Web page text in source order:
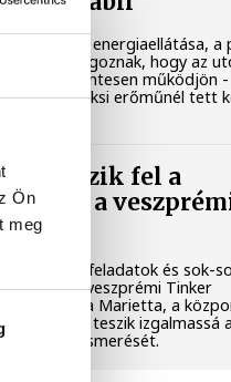
Ön
meg
energiaellátása, a
azon dolgoznak, hogy az
hibamentesen működjön -
a paksi erőműnél tett
fedezik fel a
a
kreatív feladatok és sok-
a veszprémi Tinker
Balassa Marietta, a
be, hogyan teszik izgalmassá a
megismerését.